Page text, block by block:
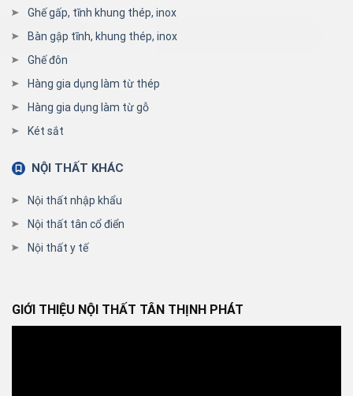
Ghế gấp, tĩnh khung thép, inox
Bàn gập tĩnh, khung thép, inox
Ghế đôn
Hàng gia dụng làm từ thép
Hàng gia dụng làm từ gỗ
Két sắt
NỘI THẤT KHÁC
Nội thất nhập khẩu
Nội thất tân cổ điển
Nội thất y tế
GIỚI THIỆU NỘI THẤT TÂN THỊNH PHÁT